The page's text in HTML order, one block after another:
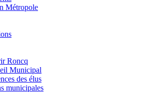
Métropole
Roncq
Municipal
des élus
municipales